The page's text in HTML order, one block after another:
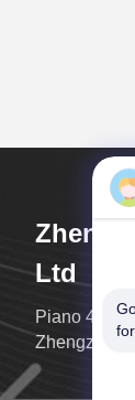
Ltd
Piano 49,
Zhengzhou